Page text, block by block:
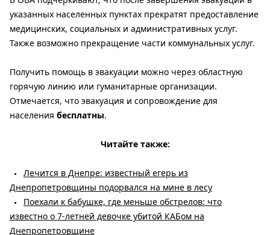
указанных населенных пунктах прекратят предоставление
медицинских, социальных и административных услуг.
Также возможно прекращение части коммунальных услуг.
Получить помощь в эвакуации можно через областную
горячую линию или гуманитарные организации.
Отмечается, что эвакуация и сопровождение для
населения бесплатны.
Читайте также:
Лечится в Днепре: известный егерь из
Днепропетровщины подорвался на мине в лесу
Поехали к бабушке, где меньше обстрелов: что
известно о 7-летней девочке убитой КАБом на
Днепропетровщине